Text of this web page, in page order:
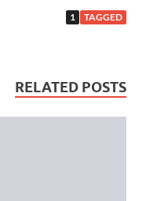
TAGGED
1
RELATED POSTS